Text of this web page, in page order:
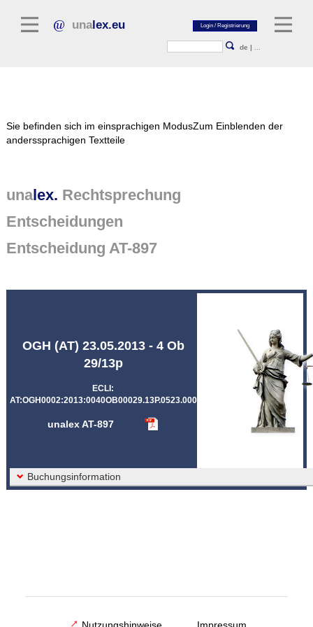
unalex.eu
de |
Normtexte
Rechtsprechung
Sie befinden sich im einsprachigen ModusZum Einblenden der
anderssprachigen Textteile
unalex. Rechtsprechung
Entscheidungen
Entscheidung AT-897
OGH (AT) 23.05.2013 - 4 Ob
29/13p
ECLI:
AT:OGH0002:2013:0040OB00029.13P.0523.000
unalex AT-897
Buchungsinformation
Nutzungshinweise Impressum